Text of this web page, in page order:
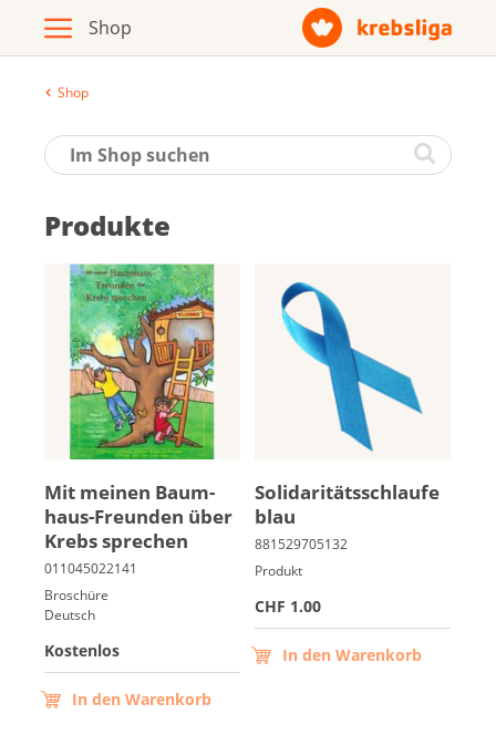
Broschüren / Infomaterial
Zur Krebsliga-Webseite
Deutsch
Français
Italiano
Shop
Produkte
Mit mei­nen Baum­
haus-Freun­den über
Krebs spre­chen
Broschüre
Deutsch
Kostenlos
In den Warenkorb
So­li­da­ri­täts­schlau­fe
blau
Produkt
CHF 1.00
In den Warenkorb